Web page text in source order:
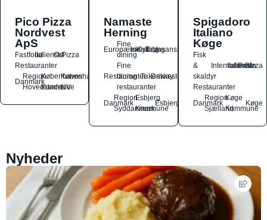
Pico Pizza
Nordvest
ApS
FastfoodItaliensk
OstPizza
Restauranter
Danmark
Region
Hovedstaden
Københavns
Kommune
København
NV
Namaste
Herning
Europæisk
Fine
dining
Indisk
Kylling
Tapas
Vegansk
Restauranter
Fine
dining
restauranter
Takeaway
Drikkesteder
Danmark
Region
Syddanmark
Esbjerg
Kommune
Esbjerg
Spigadoro
Italiano
Køge
Fisk
&
skaldyr
International
Italiensk
Pasta
Pizza
Restauranter
Danmark
Region
Sjælland
Køge
Kommune
Køge
Nyheder